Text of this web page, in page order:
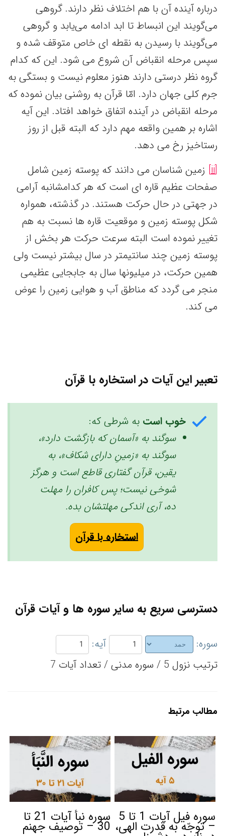
درباره آینده آن با هم اختلاف نظر دارند. گروهی
می‌گویند این انبساط تا ابد ادامه می‌یابد و گروهی
می‌گویند با رسیدن به نقطه ای خاص متوقف شده و
سپس مرحله انقباض آن شروع می شود. این که کدام
گروه نظر درستی دارند هنوز معلوم نیست و بستگی به
جرم کلی جهان دارد. امّا قرآن به روشنی بیان نموده که
مرحله انقباض در آینده اتفاق خواهد افتاد. این آیه
اشاره بر همین واقعه مهم دارد که البته قبل از روز
رستاخیز رخ می دهد.
[ii]
زمین شناسان می دانند که پوسته زمین شامل
صفحات عظیم قاره ای است که هر کدامشانبه آرامی
در جهتی در حال حرکت هستند. در گذشته، همواره
شکل پوسته زمین و موقعیت قاره ها نسبت به هم
تغییر نموده است البته سرعت حرکت هر بخش از
پوسته زمین چند سانتیمتر در سال بیشتر نیست ولی
همین حرکت، در میلیونها سال به جابجایی عظیمی
منجر می گردد که مناطق آب و هوایی زمین را عوض
می کند.
تعبیر این آیات در استخاره با قرآن
خوب است به شرطی که:
سوگند به «آسمان که بازگشت دارد»،
سوگند به «زمینِ دارای شکاف»، به
یقین، قرآن گفتاری قاطع است و هرگز
شوخی نیست؛ پس کافران را مهلت
ده، آری اندکی مهلتشان بده. ‏
استخاره با قرآن
دسترسی سریع به سایر سوره ها و آیات قرآن
سوره:
آیه:
ترتیب نزول 5 / سوره مدنی / تعداد آیات 7
مطالب مرتبط
سوره فیل آیات 1 تا 5
– توجّه به قدرت الهی،
سوره نبأ آیات 21 تا
30 – توصیف جهنم